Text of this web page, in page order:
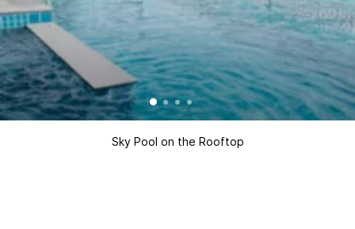
Sky Pool on the Rooftop